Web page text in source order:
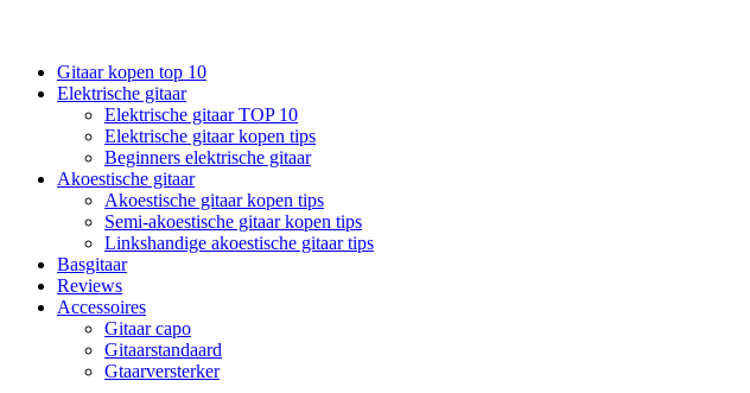
Gitaar kopen top 10
Elektrische gitaar
Elektrische gitaar TOP 10
Elektrische gitaar kopen tips
Beginners elektrische gitaar
Akoestische gitaar
Akoestische gitaar kopen tips
Semi-akoestische gitaar kopen tips
Linkshandige akoestische gitaar tips
Basgitaar
Reviews
Accessoires
Gitaar capo
Gitaarstandaard
Gtaarversterker